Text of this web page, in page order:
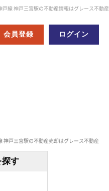
戸線 神戸三宮駅の不動産情報はグレース不動産
会員登録 ログイン
神戸三宮駅の不動産売却はグレース不動産
探す